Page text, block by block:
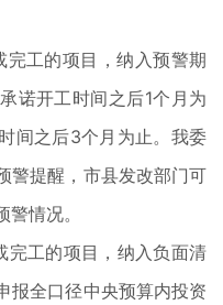
工的项目，纳入预警期
诺开工时间之后1个月为
间之后3个月为止。我委
警提醒，市县发改部门可
情况。
工的项目，纳入负面清
报全口径中央预算内投资